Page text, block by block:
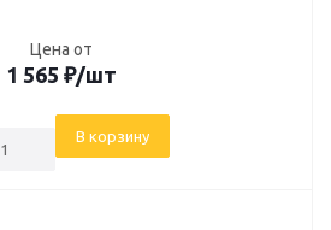
Цена от
1 565 ₽/шт
В корзину